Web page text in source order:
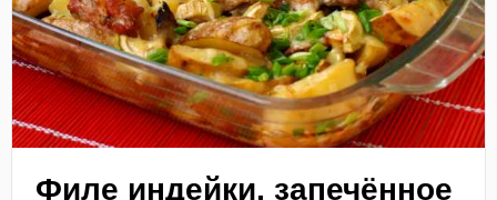
Филе индейки, запечённое